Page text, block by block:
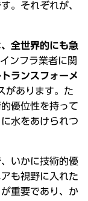
。それぞれが、
全世界的にも急
ンフラ業者に関
ランスフォーメ
があります。た
優位性を持って
⽔をあけられつ
いかに技術的優
も視野に⼊れた
重要であり、か